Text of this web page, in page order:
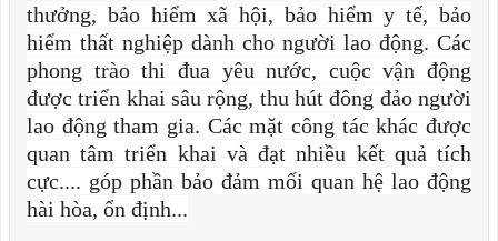
thưởng, bảo hiểm xã hội, bảo hiểm y tế, bảo
hiểm thất nghiệp dành cho người lao động. Các
phong trào thi đua yêu nước, cuộc vận động
được triển khai sâu rộng, thu hút đông đảo người
lao động tham gia. Các mặt công tác khác được
quan tâm triển khai và đạt nhiều kết quả tích
cực.... góp phần bảo đảm mối quan hệ lao động
hài hòa, ổn định...